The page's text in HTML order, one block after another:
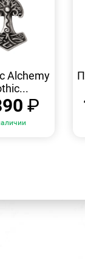
ПРОСМОТР
Alchemy
₽